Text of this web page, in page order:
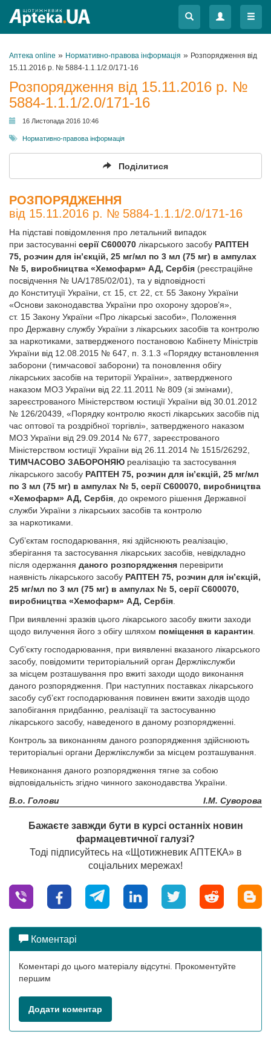
Меню
Меню
Аптека online » Нормативно-правова інформація » Розпорядження від
15.11.2016 р. № 5884-1.1.1/2.0/171-16
Розпорядження від 15.11.2016 р. №
5884-1.1.1/2.0/171-16
16 Листопада 2016 10:46
Нормативно-правова інформація
Поділитися
РОЗПОРЯДЖЕННЯ
від 15.11.2016 р. № 5884-1.1.1/2.0/171-16
На підставі повідомлення про летальний випадок
при застосуванні серії С600070 лікарського засобу РАПТЕН
75, розчин для ін’єкцій, 25 мг/мл по 3 мл (75 мг) в ампулах
№ 5, виробництва «Хемофарм» АД, Сербія (реєстраційне
посвідчення № UA/1785/02/01), та у відповідності
до Конституції України, ст. 15, ст. 22, ст. 55 Закону України
«Основи законодавства України про охорону здоров’я»,
ст. 15 Закону України «Про лікарські засоби», Положення
про Державну службу України з лікарських засобів та контролю
за наркотиками, затвердженого постановою Кабінету Міністрів
України від 12.08.2015 № 647, п. 3.1.3 «Порядку встановлення
заборони (тимчасової заборони) та поновлення обігу
лікарських засобів на території України», затвердженого
наказом МОЗ України від 22.11.2011 № 809 (зі змінами),
зареєстрованого Міністерством юстиції України від 30.01.2012
№ 126/20439, «Порядку контролю якості лікарських засобів під
час оптової та роздрібної торгівлі», затвердженого наказом
МОЗ України від 29.09.2014 № 677, зареєстрованого
Міністерством юстиції України від 26.11.2014 № 1515/26292,
ТИМЧАСОВО ЗАБОРОНЯЮ реалізацію та застосування
лікарського засобу РАПТЕН 75, розчин для ін’єкцій, 25 мг/мл
по 3 мл (75 мг) в ампулах № 5, серії С600070, виробництва
«Хемофарм» АД, Сербія , до окремого рішення Державної
служби України з лікарських засобів та кон­тролю
за наркотиками.
Суб’єктам господарювання, які здійснюють реалізацію,
зберігання та застосування лікарських засобів, невідкладно
після одержання даного розпорядження перевірити
наявність лікарського засобу РАПТЕН 75, розчин для ін’єкцій,
25 мг/мл по 3 мл (75 мг) в ампулах № 5, серії С600070,
виробництва «Хемофарм» АД, Сербія
При виявленні зразків цього лікарського засобу вжити заходи
щодо вилучення його з обігу шляхом поміщення в карантин
Суб’єкту господарювання, при виявленні вказаного лікарського
засобу, повідомити територіальний орган Держлікслужби
за місцем розташування про вжиті заходи щодо виконання
даного розпорядження. При наступних поставках лікарського
засобу суб’єкт господарювання повинен вжити заходів щодо
запобігання придбанню, реалізації та застосуванню
лікарського засобу, наведеного в даному розпорядженні.
Контроль за виконанням даного розпорядження здійснюють
територіальні органи Держлікслужби за місцем розташування.
Невиконання даного розпорядження тягне за собою
відповідальність згідно чинного законодавства України.
В.о. Голови
І.М. Суворова
Бажаєте завжди бути в курсі останніх новин
фармацевтичної галузі?
Тоді підписуйтесь на «Щотижневик АПТЕКА» в
соціальних мережах!
Коментарі
Коментарі до цього матеріалу відсутні. Прокоментуйте
першим
Додати коментар